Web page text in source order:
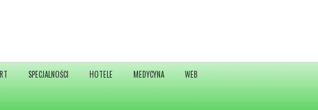
SPECJALNOŚCI HOTELE MEDYCYNA WEB